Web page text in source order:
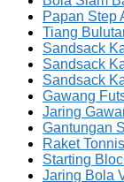
Papan Step
Tiang
Sandsack
Sandsack
Sandsack
Gawang
Jaring
Gantungan
Raket
Starting
Jaring Bola